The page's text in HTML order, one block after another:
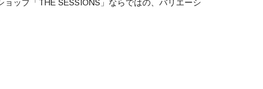
ップ「THE SESSIONS」ならではの、バリエーシ